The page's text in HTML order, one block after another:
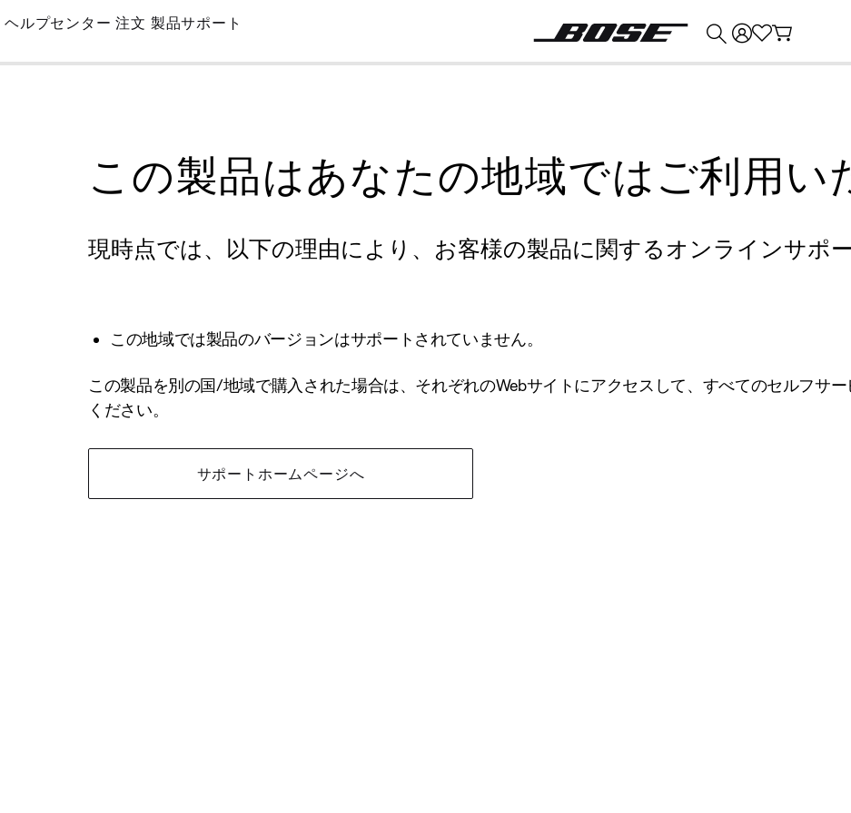
Skip
Main
ヘルプセンター 注文 製品サポート
この製品はあなたの地域ではご利用い
現時点では、以下の理由により、お客様の製品に関するオンラインサポ
この地域では製品のバージョンはサポートされていません。
この製品を別の国/地域で購入された場合は、それぞれのWebサイトにアクセスして、すべてのセルフサ
ください。
サポートホームページへ